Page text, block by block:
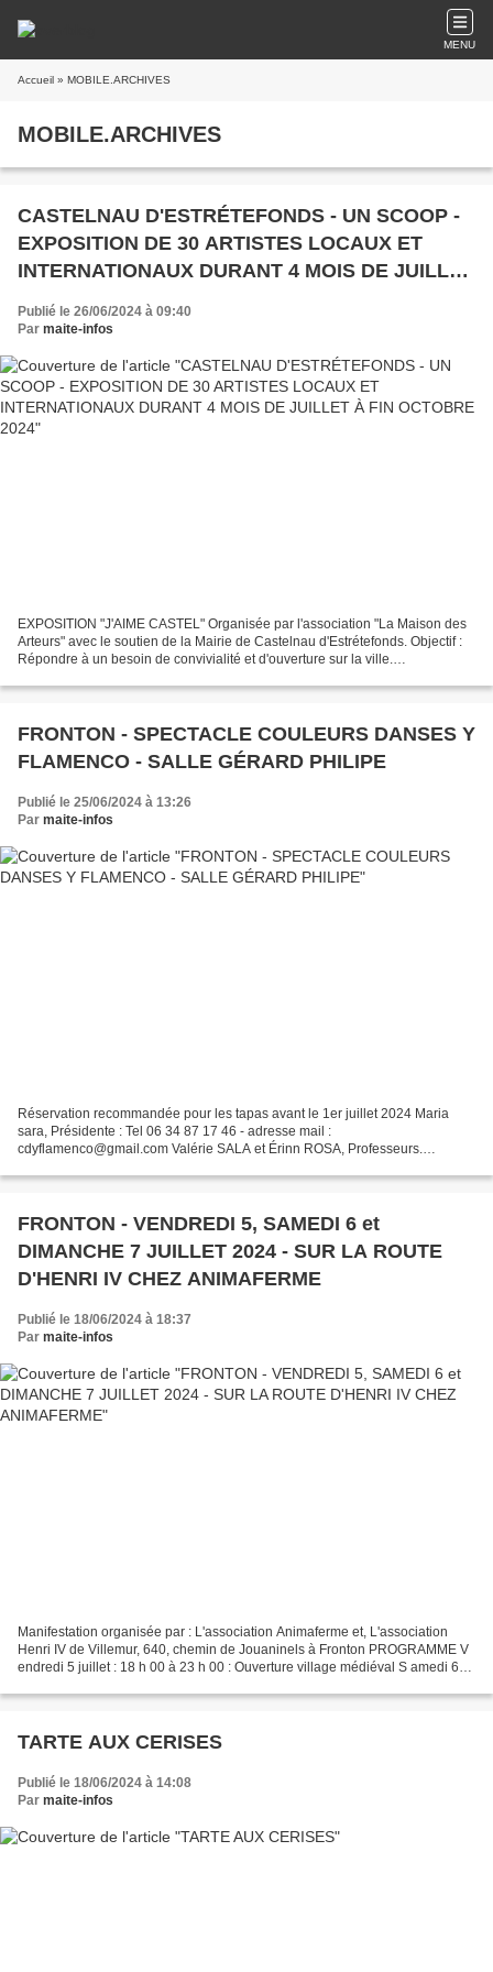
MENU
Accueil » MOBILE.ARCHIVES
MOBILE.ARCHIVES
CASTELNAU D'ESTRÉTEFONDS - UN SCOOP -
EXPOSITION DE 30 ARTISTES LOCAUX ET
INTERNATIONAUX DURANT 4 MOIS DE JUILLET
À FIN OCTOBRE 2024
Publié le 26/06/2024 à 09:40
Par maite-infos
EXPOSITION "J'AIME CASTEL" Organisée par l'association "La Maison des
Arteurs" avec le soutien de la Mairie de Castelnau d'Estrétefonds. Objectif :
Répondre à un besoin de convivialité et d'ouverture sur la ville.
FRONTON - SPECTACLE COULEURS DANSES Y
FLAMENCO - SALLE GÉRARD PHILIPE
Publié le 25/06/2024 à 13:26
Par maite-infos
Réservation recommandée pour les tapas avant le 1er juillet 2024 Maria
sara, Présidente : Tel 06 34 87 17 46 - adresse mail :
cdyflamenco@gmail.com Valérie SALA et Érinn ROSA, Professeurs.
FRONTON - VENDREDI 5, SAMEDI 6 et
DIMANCHE 7 JUILLET 2024 - SUR LA ROUTE
D'HENRI IV CHEZ ANIMAFERME
Publié le 18/06/2024 à 18:37
Par maite-infos
Manifestation organisée par : L'association Animaferme et, L'association
Henri IV de Villemur, 640, chemin de Jouaninels à Fronton PROGRAMME V
endredi 5 juillet : 18 h 00 à 23 h 00 : Ouverture village médiéval S amedi 6
TARTE AUX CERISES
Publié le 18/06/2024 à 14:08
Par maite-infos